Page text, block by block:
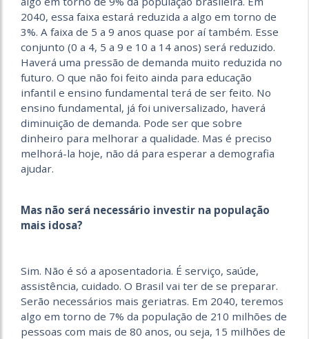
2040, essa faixa estará reduzida a algo em torno de
3%. A faixa de 5 a 9 anos quase por aí também. Esse
conjunto (0 a 4, 5 a 9 e 10 a 14 anos) será reduzido.
Haverá uma pressão de demanda muito reduzida no
futuro. O que não foi feito ainda para educação
infantil e ensino fundamental terá de ser feito. No
ensino fundamental, já foi universalizado, haverá
diminuição de demanda. Pode ser que sobre
dinheiro para melhorar a qualidade. Mas é preciso
melhorá-la hoje, não dá para esperar a demografia
ajudar.
Mas não será necessário investir na população
mais idosa?
Sim. Não é só a aposentadoria. É serviço, saúde,
assistência, cuidado. O Brasil vai ter de se preparar.
Serão necessários mais geriatras. Em 2040, teremos
algo em torno de 7% da população de 210 milhões de
pessoas com mais de 80 anos, ou seja, 15 milhões de